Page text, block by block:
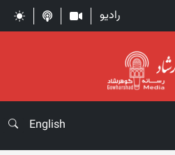
رادیو
English